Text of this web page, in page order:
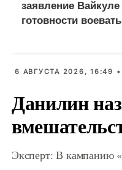
заявление Вайкуле
готовности
6 АВГУСТА 2026, 16:49 •
Данилин
Эксперт: В кампанию